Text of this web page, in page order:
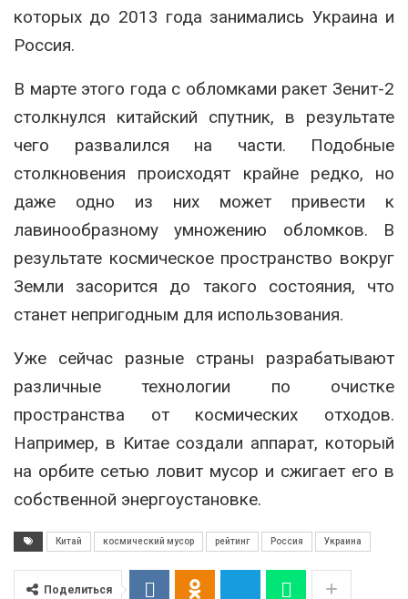
которых до 2013 года занимались Украина и
Россия.
В марте этого года с обломками ракет Зенит-2
столкнулся китайский спутник, в результате
чего развалился на части. Подобные
столкновения происходят крайне редко, но
даже одно из них может привести к
лавинообразному умножению обломков. В
результате космическое пространство вокруг
Земли засорится до такого состояния, что
станет непригодным для использования.
Уже сейчас разные страны разрабатывают
различные технологии по очистке
пространства от космических отходов.
Например, в Китае создали аппарат, который
на орбите сетью ловит мусор и сжигает его в
собственной энергоустановке.
Китай космический мусор рейтинг Россия Украина
Поделиться